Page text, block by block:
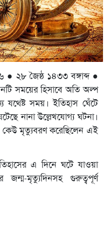
২৮ জৈষ্ঠ ১৪৩৩ বঙ্গাব্দ ●
সময়ের হিসাবে অতি অল্প
সময়। ইতিহাস ঘেঁটে
নানা উল্লেখযোগ্য ঘটনা।
মৃত্যুবরণ করেছিলেন এই
এ দিনে ঘটে যাওয়া
জন্ম-মৃত্যুদিনসহ গুরুত্বপূর্ণ